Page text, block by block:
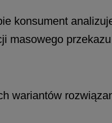
konsument
masowego
wariantów